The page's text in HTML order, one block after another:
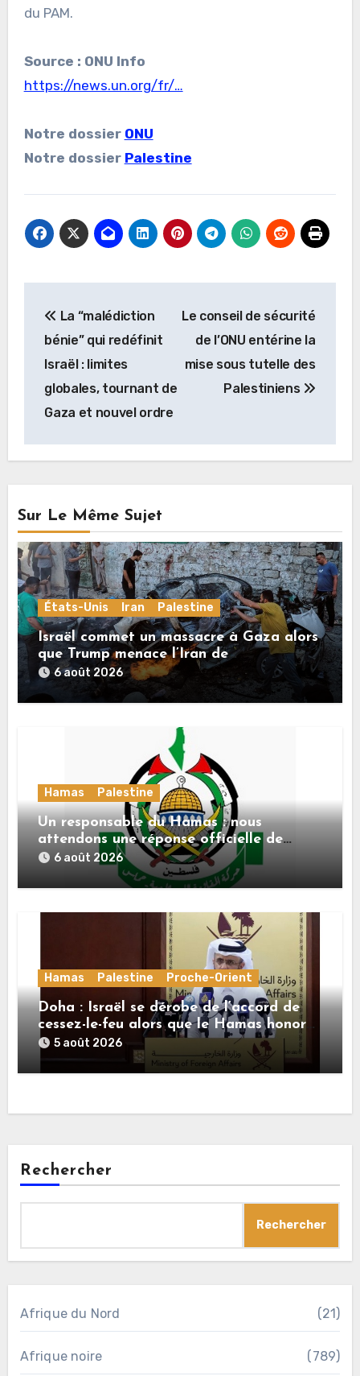
du PAM.
Source : ONU Info
https://news.un.org/fr/…
Notre dossier ONU
Notre dossier Palestine
de
l’article
La “malédiction
bénie” qui redéfinit
Israël : limites
globales, tournant de
Gaza et nouvel ordre
Le conseil de sécurité
de l’ONU entérine la
mise sous tutelle des
Palestiniens
Sur Le Même Sujet
États-Unis Iran Palestine
Israël commet un massacre à Gaza alors
que Trump menace l’Iran de
«décapitation»
6 août 2026
Hamas Palestine
Un responsable du Hamas : nous
attendons une réponse officielle de
Mladenov concernant la feuille de route
de la deuxième phase de l’accord
6 août 2026
Hamas Palestine Proche-Orient
Doha : Israël se dérobe de l’accord de
cessez-le-feu alors que le Hamas honore
ses engagements
5 août 2026
Rechercher
Rechercher
Afrique du Nord (21)
Afrique noire (789)